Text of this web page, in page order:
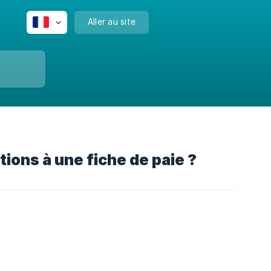
Aller au site
à une fiche de paie ?